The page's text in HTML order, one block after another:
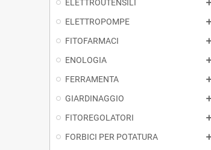
ELETTROUTENSILI
ELETTROPOMPE
FITOFARMACI
ENOLOGIA
FERRAMENTA
GIARDINAGGIO
FITOREGOLATORI
FORBICI PER POTATURA